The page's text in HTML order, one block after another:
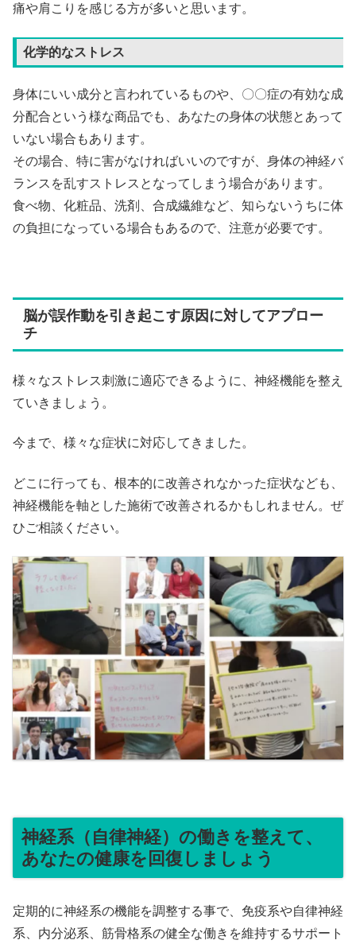
痛や肩こりを感じる方が多いと思います。
化学的なストレス
身体にいい成分と言われているものや、〇〇症の有効な成
分配合という様な商品でも、あなたの身体の状態とあって
いない場合もあります。
その場合、特に害がなければいいのですが、身体の神経バ
ランスを乱すストレスとなってしまう場合があります。
食べ物、化粧品、洗剤、合成繊維など、知らないうちに体
の負担になっている場合もあるので、注意が必要です。
脳が誤作動を引き起こす原因に対してアプロー
チ
様々なストレス刺激に適応できるように、神経機能を整え
ていきましょう。
今まで、様々な症状に対応してきました。
どこに行っても、根本的に改善されなかった症状なども、
神経機能を軸とした施術で改善されるかもしれません。ぜ
ひご相談ください。
神経系（自律神経）の働きを整えて、
あなたの健康を回復しましょう
定期的に神経系の機能を調整する事で、免疫系や自律神経
系、内分泌系、筋骨格系の健全な働きを維持するサポート